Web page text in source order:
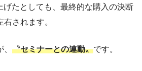
げたとしても、最終的な購入の決断
右されます。
〝セミナーとの連動〟です。